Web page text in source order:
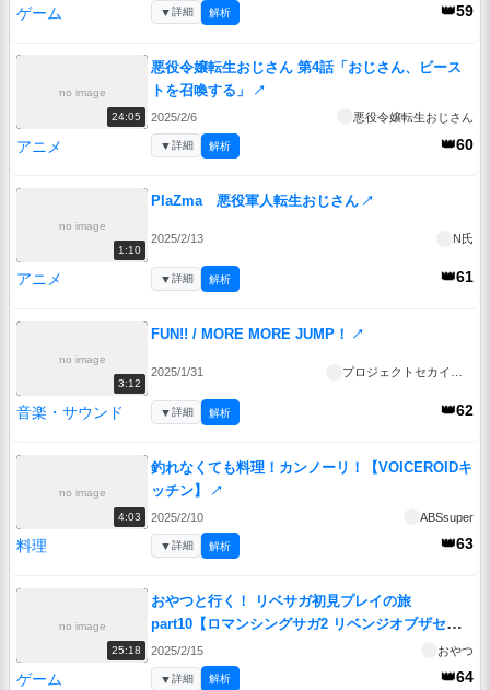
ゲーム 👑59
▼詳細 解析
no image
24:05
悪役令嬢転生おじさん 第4話「おじさん、ビース
トを召喚する」
↗
2025/2/6 悪役令嬢転生おじさん
アニメ 👑60
▼詳細 解析
no image
1:10
PlaZma 悪役軍人転生おじさん ↗
2025/2/13 N氏
アニメ 👑61
▼詳細 解析
no image
3:12
FUN!! / MORE MORE JUMP！ ↗
2025/1/31
音楽・サウンド 👑62
▼詳細 解析
no image
4:03
釣れなくても料理！カンノーリ！【VOICEROIDキ
ッチン】
↗
2025/2/10 ABSsuper
料理 👑63
▼詳細 解析
no image
25:18
おやつと行く！ リベサガ初見プレイの旅
part10【ロマンシングサガ2 リベンジオブザセブ
ン】↗
2025/2/15 おやつ
ゲーム 👑64
▼詳細 解析